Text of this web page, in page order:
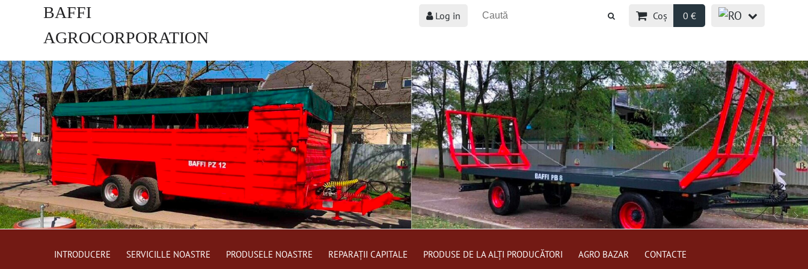
BAFFI
AGROCORPORATION
s.r.o.
Log in Coș 0 €
INTRODUCERE SERVICILLE NOASTRE PRODUSELE NOASTRE REPARAȚII CAPITALE PRODUSE DE LA ALȚI PRODUCĂTORI AGRO BAZAR CONTACTE